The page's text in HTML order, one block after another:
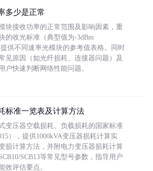
多少是正常
块接收功率的正常范围及影响因素，重
的收光标准（典型值为-3dBm
供不同速率光模块的参考值表格。同时
见原因（如光纤损耗、连接器问题）及
户快速判断网络性能问题。
标准一览表及计算方法
变压器空载损耗、负载损耗的国家标准
），提供1000kVA变压器损耗计算实
损计算方法，并附电力变压器损耗计算
SCB13等常见型号参数，指导用户
效评估要点。